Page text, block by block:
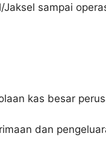
sampai
kas besar
dan